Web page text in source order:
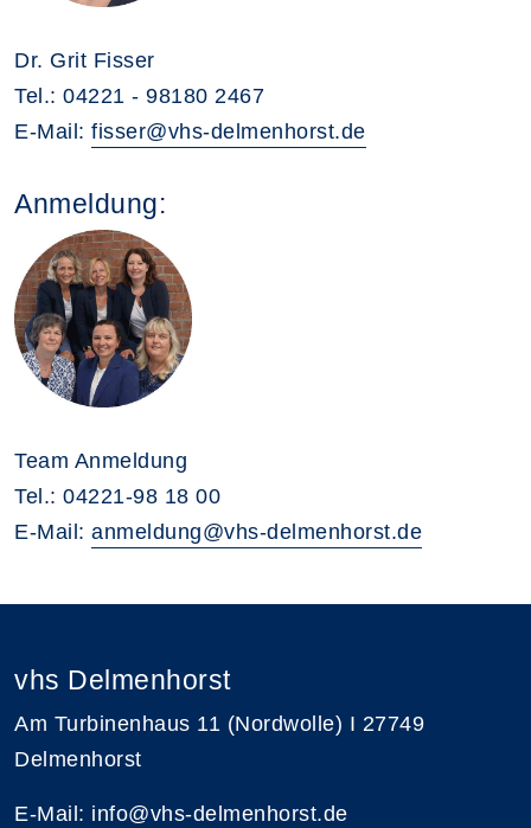
Dr. Grit Fisser
Tel.: 04221 - 98180 2467
E-Mail: fisser@vhs-delmenhorst.de
Anmeldung:
Team Anmeldung
Tel.: 04221-98 18 00
E-Mail: anmeldung@vhs-delmenhorst.de
vhs Delmenhorst
Am Turbinenhaus 11 (Nordwolle) I 27749
Delmenhorst
E-Mail: info@vhs-delmenhorst.de